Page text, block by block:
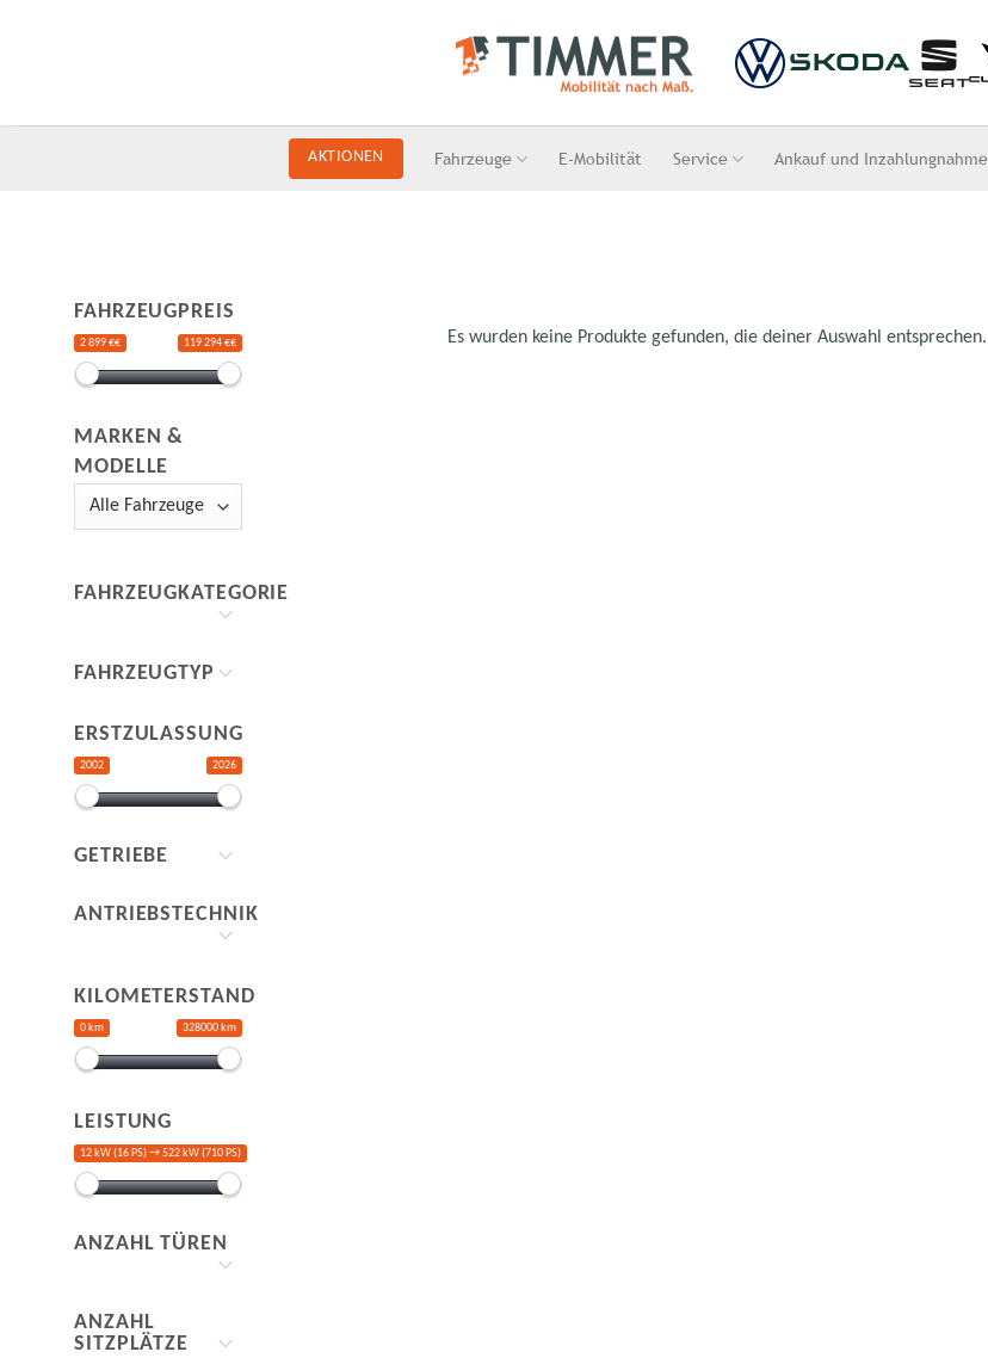
AKTIONEN Fahrzeuge E-Mobilität Service Ankauf und Inzahlungnahme
FAHRZEUGPREIS
2 899 €€ 119 294 €€
MARKEN &
MODELLE
FAHRZEUGKATEGORIE
FAHRZEUGTYP
ERSTZULASSUNG
2002 2026
GETRIEBE
ANTRIEBSTECHNIK
KILOMETERSTAND
0 km 328000 km
LEISTUNG
12 kW (16 PS) →522 kW (710 PS)
ANZAHL TÜREN
ANZAHL
SITZPLÄTZE
Es wurden keine Produkte gefunden, die deiner Auswahl entsprechen.